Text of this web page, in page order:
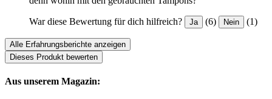
War diese Bewertung für dich hilfreich? Ja (6) Nein (1)
Alle Erfahrungsberichte anzeigen
Dieses Produkt bewerten
Aus unserem Magazin: